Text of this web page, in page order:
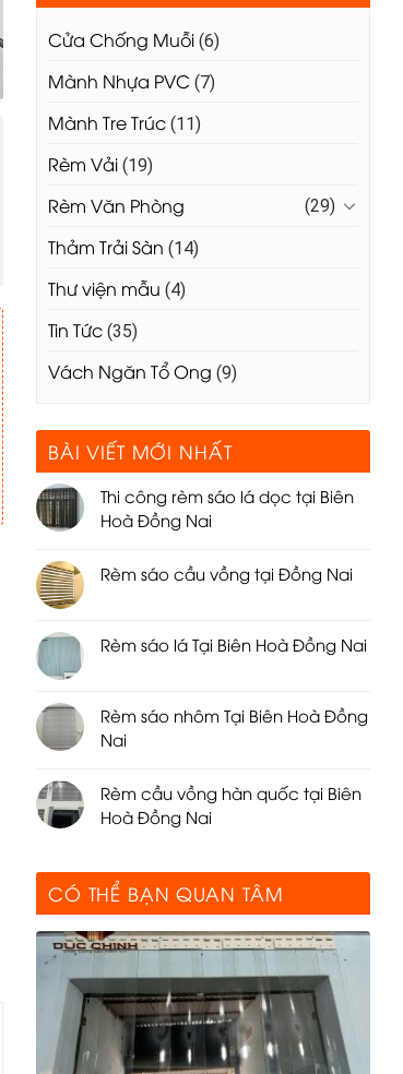
Cửa Chống Muỗi (6)
Mành Nhựa PVC (7)
Mành Tre Trúc (11)
Rèm Vải (19)
Rèm Văn Phòng (29)
Thảm Trải Sàn (14)
Thư viện mẫu (4)
Tin Tức (35)
Vách Ngăn Tổ Ong (9)
BÀI VIẾT MỚI NHẤT
Thi công rèm sáo lá dọc tại Biên
Hoà Đồng Nai
Rèm sáo cầu vồng tại Đồng Nai
Rèm sáo lá Tại Biên Hoà Đồng Nai
Rèm sáo nhôm Tại Biên Hoà Đồng
Nai
Rèm cầu vồng hàn quốc tại Biên
Hoà Đồng Nai
CÓ THỂ BẠN QUAN TÂM